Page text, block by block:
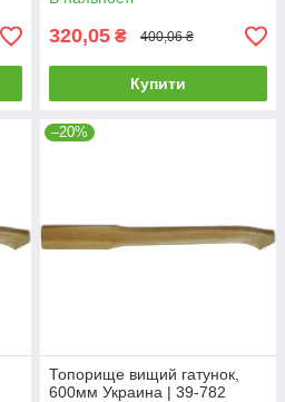
320,05 ₴ 400,06 ₴
Купити
–20%
Топорище вищий гатунок,
600мм Украина | 39-782